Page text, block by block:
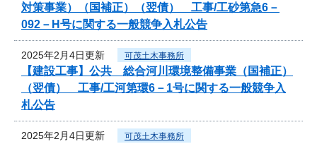
対策事業）（国補正）（翌債） 工事/工砂第急6－
092－H号に関する一般競争入札公告
2025年2月4日更新 可茂土木事務所
【建設工事】公共 総合河川環境整備事業（国補正）
（翌債） 工事/工河第環6－1号に関する一般競争入
札公告
2025年2月4日更新 可茂土木事務所